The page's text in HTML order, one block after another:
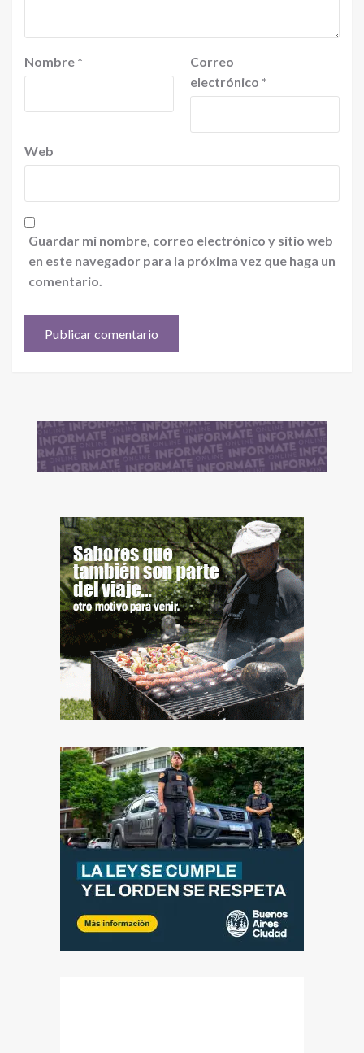
Nombre *
Correo
electrónico *
Web
Guardar mi nombre, correo electrónico y sitio web
en este navegador para la próxima vez que haga un
comentario.